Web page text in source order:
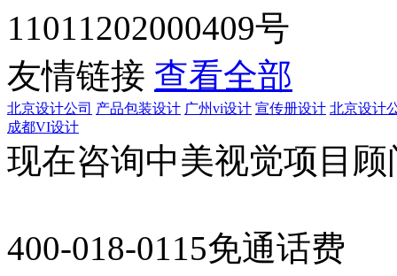
11011202000409号
友情链接 查看全部
北京设计公司 产品包装设计 广州vi设计 宣传册设计 北京设计
成都VI设计
现在咨询中美视觉项目顾
400-018-0115免通话费